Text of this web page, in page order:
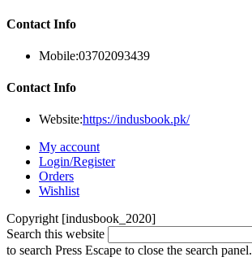
Contact Info
Mobile:03702093439
Contact Info
Website:https://indusbook.pk/
My account
Login/Register
Orders
Wishlist
Copyright [indusbook_2020]
Search this website
to search Press Escape to close the search panel.